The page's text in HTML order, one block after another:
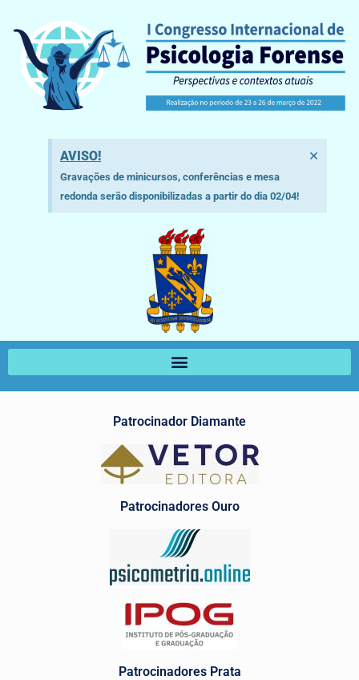
AVISO!
Gravações de minicursos, conferências e mesa
redonda serão disponibilizadas a partir do dia 02/04!
×
Patrocinador Diamante
Patrocinadores Ouro
Patrocinadores Prata